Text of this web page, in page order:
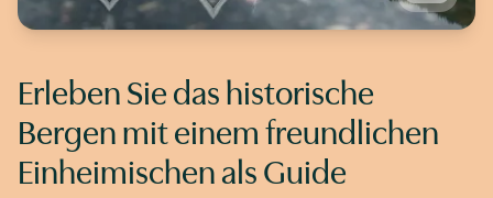
Erleben Sie das historische
Bergen mit einem freundlichen
Einheimischen als Guide